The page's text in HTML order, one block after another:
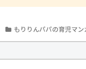
もりりんパパの育児マ